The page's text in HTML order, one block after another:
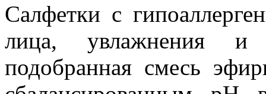
Салфетки с
лица, увлажнения
подобранная смесь